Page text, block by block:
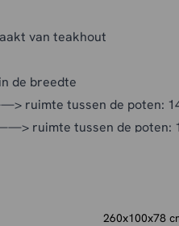
van teakhout
de breedte
ruimte tussen de poten:
ruimte tussen de poten:
ruimte tussen de poten:
de lengte: 90 cm260x100x78